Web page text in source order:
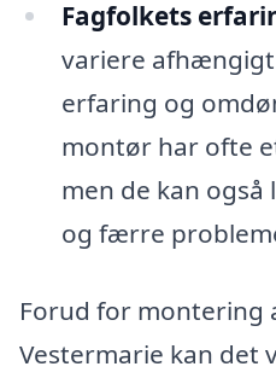
Fagfolkets
variere
erfaring og
montør har ofte
men de kan
og færre
Forud for montering
Vestermarie kan det